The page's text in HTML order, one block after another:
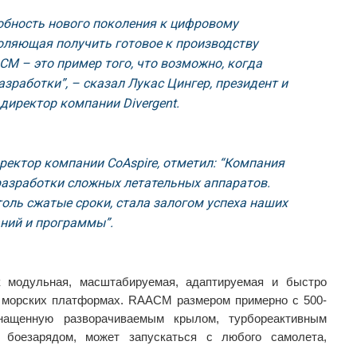
нового поколения к цифровому
получить готовое к производству
– это пример того, что возможно, когда
– сказал Лукас Цингер, президент и
компании Divergent.
компании CoAspire, отметил: “Компания
сложных летательных аппаратов.
сжатые сроки, стала залогом успеха наших
и программы”.
масштабируемая, адаптируемая и быстро
платформах. RAACM размером примерно с 500-
разворачиваемым крылом, турбореактивным
может запускаться с любого самолета,